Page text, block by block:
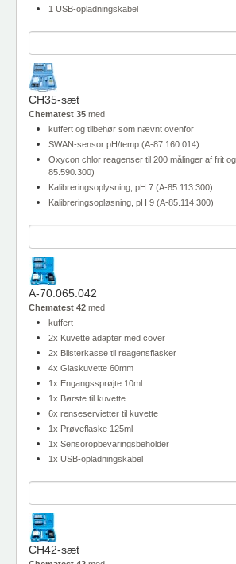
1 USB-opladningskabel
CH35-sæt
Chematest 35 med
kuffert og tilbehør som nævnt ovenfor
SWAN-sensor pH/temp (A-87.160.014)
Oxycon chlor reagenser til 200 målinger af frit
85.590.300)
Kalibreringsoplysning, pH 7 (A-85.113.300)
Kalibreringsopløsning, pH 9 (A-85.114.300)
A-70.065.042
Chematest 42 med
kuffert
2x Kuvette adapter med cover
2x Blisterkasse til reagensflasker
4x Glaskuvette 60mm
1x Engangssprøjte 10ml
1x Børste til kuvette
6x renseservietter til kuvette
1x Prøveflaske 125ml
1x Sensoropbevaringsbeholder
1x USB-opladningskabel
CH42-sæt